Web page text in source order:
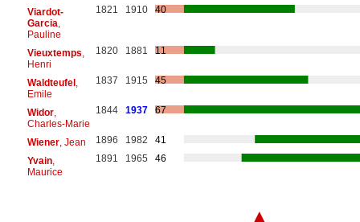
Viardot-
Garcia
Pauline
1821 1910 40
Vieuxtemps
Henri
1820 1881 11
Waldteufel,
Emile
1837 1915 45
Widor,
Charles-Marie
1844 1937 67
Wiener, Jean 1896 1982
41
Yvain,
Maurice
1891 1965 46